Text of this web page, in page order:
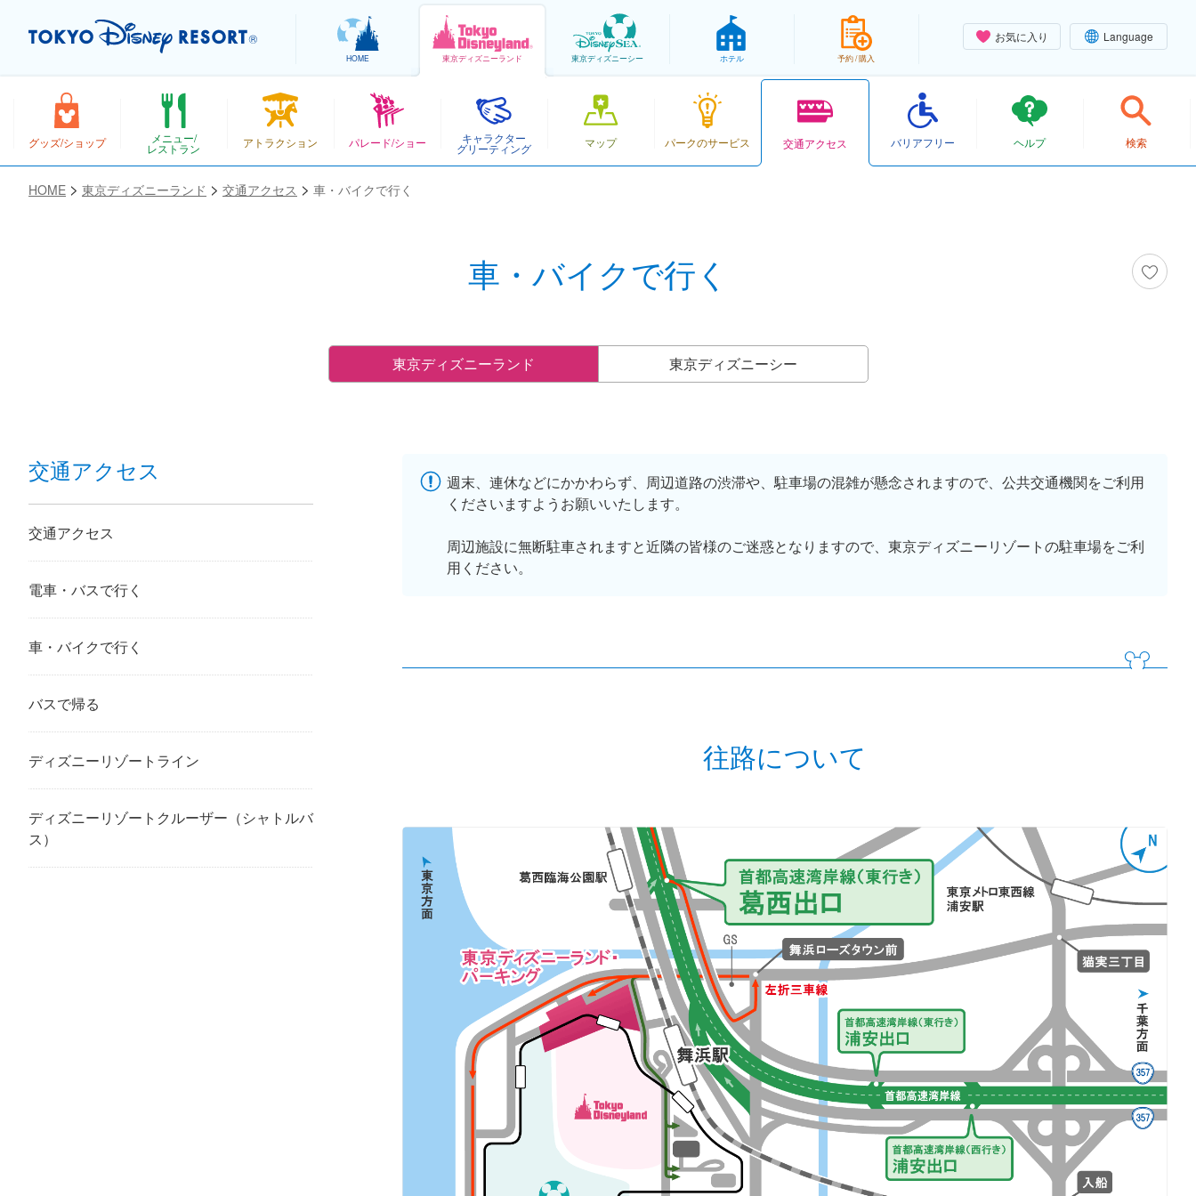
お気に入り Language
HOME 東京ディズニーランド 東京ディズニーシー ホテル 予約 / 購入
グッズ/ショップ メニュー/
レストラン アトラクション パレード/ショー キャラクター
グリーティング マップ パークのサービス 交通アクセス バリアフリー ヘルプ 検索
HOME 東京ディズニーランド 交通アクセス 車・バイクで行く
車・バイクで行く
東京ディズニーランド 東京ディズニーシー
週末、連休などにかかわらず、周辺道路の渋滞や、駐車場の混雑が懸念されますので、公共交通機関をご利用
くださいますようお願いいたします。
周辺施設に無断駐車されますと近隣の皆様のご迷惑となりますので、東京ディズニーリゾートの駐車場をご利
用ください。
往路について
交通アクセス
交通アクセス
電車・バスで行く
車・バイクで行く
バスで帰る
ディズニーリゾートライン
ディズニーリゾートクルーザー（シャトルバ
ス）